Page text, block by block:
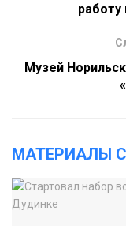
Музей
МАТЕРИАЛЫ